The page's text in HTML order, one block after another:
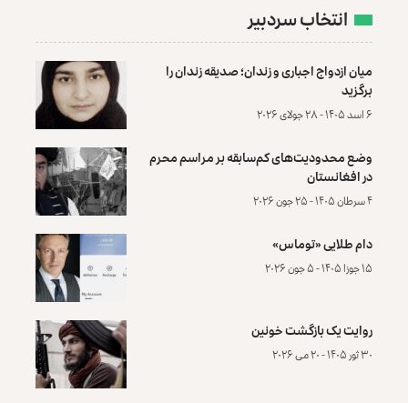
انتخاب سردبیر
میان ازدواج اجباری و زندان؛ صدیقه زندان را
برگزید
۶ اسد ۱۴۰۵ - ۲۸ جولای ۲۰۲۶
وضع محدودیت‌های کم‌سابقه بر مراسم محرم
در افغانستان
۴ سرطان ۱۴۰۵ - ۲۵ جون ۲۰۲۶
دام طلایی «توماس»
۱۵ جوزا ۱۴۰۵ - ۵ جون ۲۰۲۶
روایت یک بازگشت خونین
۳۰ ثور ۱۴۰۵ - ۲۰ می ۲۰۲۶